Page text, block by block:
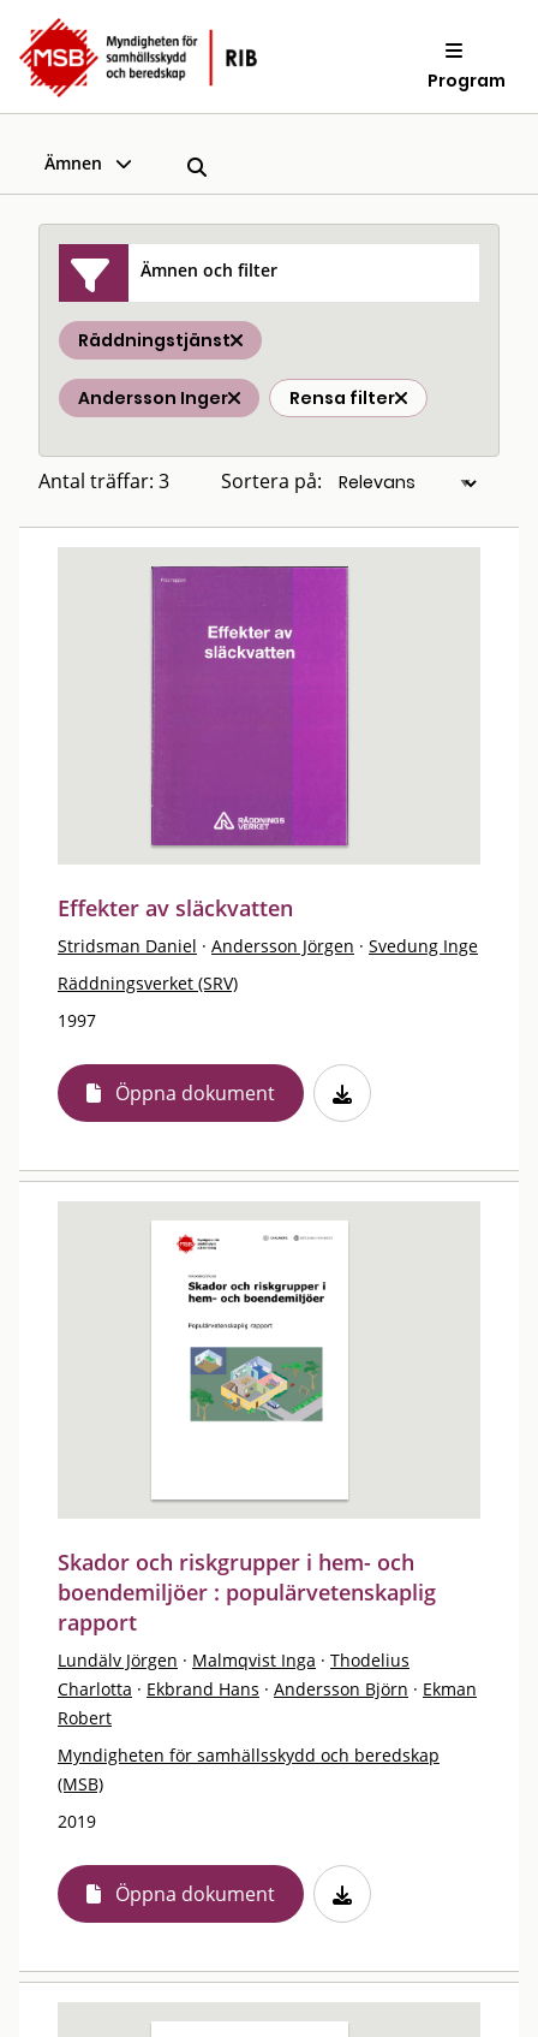
Program
Ämnen
Ämnen och filter
Räddningstjänst
Andersson Inger Rensa filter
Antal träffar: 3 Sortera på:
Effekter av släckvatten
Stridsman Daniel · Andersson Jörgen · Svedung Inge
Räddningsverket (SRV)
1997
Öppna dokument
Skador och riskgrupper i hem- och
boendemiljöer : populärvetenskaplig
rapport
Lundälv Jörgen · Malmqvist Inga · Thodelius
Charlotta · Ekbrand Hans · Andersson Björn · Ekman
Robert
Myndigheten för samhällsskydd och beredskap
(MSB)
2019
Öppna dokument